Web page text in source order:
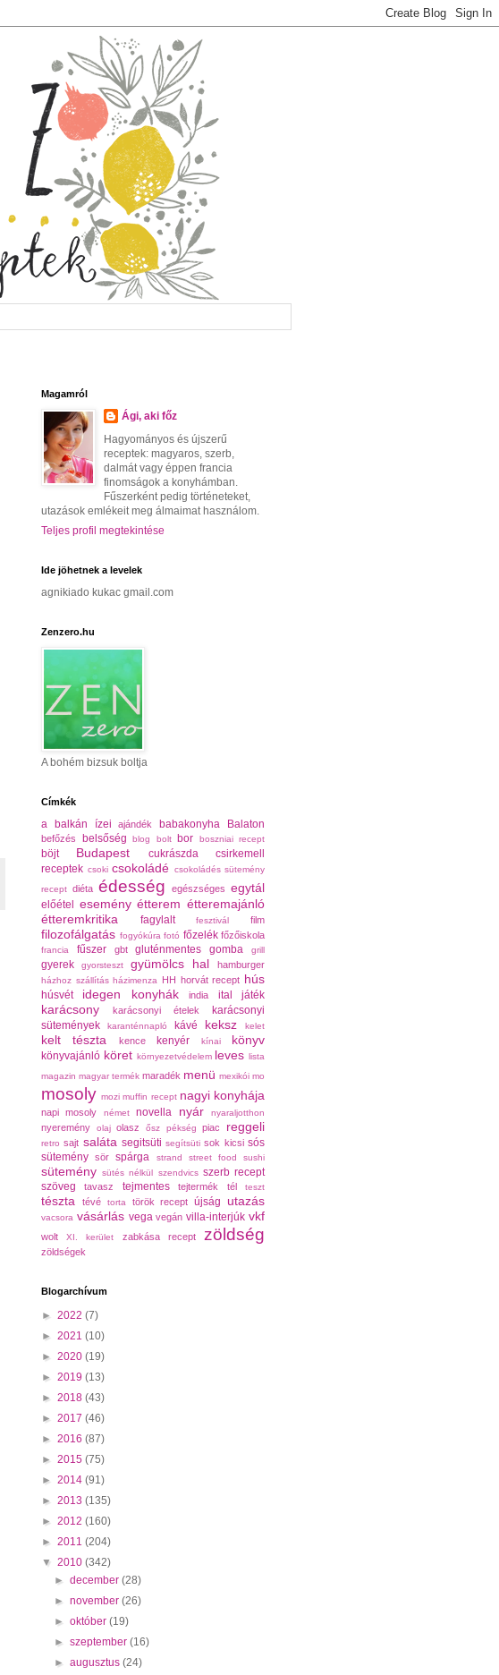
Magamról
Ági, aki főz
Hagyományos és újszerű
receptek: magyaros, szerb,
dalmát vagy éppen francia
finomságok a konyhámban.
Fűszerként pedig történeteket,
utazások emlékeit meg álmaimat használom.
Teljes profil megtekintése
Ide jöhetnek a levelek
agnikiado kukac gmail.com
Zenzero.hu
A bohém bizsuk boltja
Címkék
a balkán ízei ajándék babakonyha Balaton
befőzés belsőség blog bolt bor boszniai recept
böjt Budapest cukrászda
csirkemell
receptek csoki csokoládé csokoládés sütemény
recept diéta édesség egészséges egytál
előétel esemény étterem étteremajánló
étteremkritika
fagylalt fesztivál film
filozofálgatás fogyókúra fotó főzelék főzőiskola
francia fűszer gbt gluténmentes gomba grill
gyerek gyorsteszt gyümölcs hal hamburger
házhoz szállítás házimenza HH horvát recept hús
húsvét idegen konyhák india ital játék
karácsony karácsonyi ételek
karácsonyi
sütemények
karanténnapló kávé keksz kelet
kelt tészta kence kenyér kínai könyv
könyvajánló köret környezetvédelem leves
lista
magazin magyar termék maradék menü mexikói mo
mosoly mozi muffin recept nagyi konyhája
napi mosoly német novella nyár nyaraljotthon
nyeremény olaj olasz ősz pékség piac reggeli
retro sajt saláta segitsüti segítsüti sok kicsi sós
sütemény sör spárga strand street food sushi
sütemény sütés nélkül szendvics szerb recept
szöveg
tavasz tejmentes tejtermék tél teszt
tészta tévé torta török recept újság utazás
vacsora vásárlás vega vegán villa-interjúk vkf
wolt XI. kerület zabkása recept zöldség
zöldségek
Blogarchívum
► 2022 (7)
► 2021 (10)
► 2020 (19)
► 2019 (13)
► 2018 (43)
► 2017 (46)
► 2016 (87)
► 2015 (75)
► 2014 (91)
► 2013 (135)
► 2012 (160)
► 2011 (204)
▼ 2010 (342)
►december(28)
►november(26)
►október(19)
►szeptember(16)
►augusztus(24)